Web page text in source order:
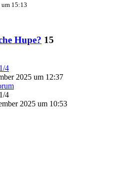
um 15:13
Hupe? 15
4
2025 um 12:37
4
2025 um 10:53